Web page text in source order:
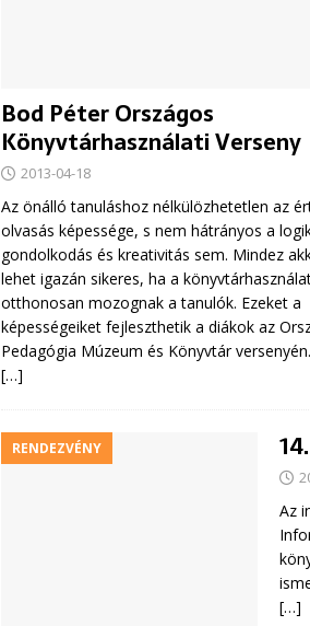
Bod Péter Országos
Könyvtárhasználati Verseny
2013-04-18
Az önálló tanuláshoz nélkülözhetetlen az
olvasás képessége, s nem hátrányos a
gondolkodás és kreativitás sem. Mindez
lehet igazán sikeres, ha a
otthonosan mozognak a tanulók. Ezeket a
képességeiket fejleszthetik a diákok az
Pedagógia Múzeum és Könyvtár versenyén.
[…]
RENDEZVÉNY
Az
[…]